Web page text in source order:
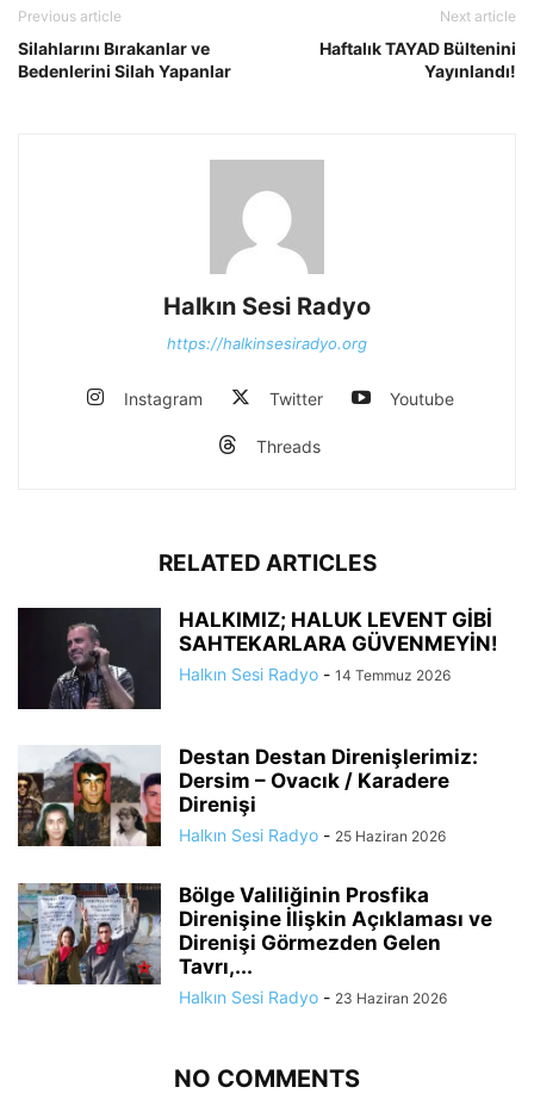
Previous article
Silahlarını Bırakanlar ve
Bedenlerini Silah Yapanlar
Next article
Haftalık TAYAD Bültenini
Yayınlandı!
Halkın Sesi Radyo
https://halkinsesiradyo.org
Instagram Twitter Youtube
Threads
RELATED ARTICLES
HALKIMIZ; HALUK LEVENT GİBİ
SAHTEKARLARA GÜVENMEYİN!
Halkın Sesi Radyo - 14 Temmuz 2026
Destan Destan Direnişlerimiz:
Dersim – Ovacık / Karadere
Direnişi
Halkın Sesi Radyo - 25 Haziran 2026
Bölge Valiliğinin Prosfika
Direnişine İlişkin Açıklaması ve
Direnişi Görmezden Gelen
Tavrı,...
Halkın Sesi Radyo - 23 Haziran 2026
NO COMMENTS